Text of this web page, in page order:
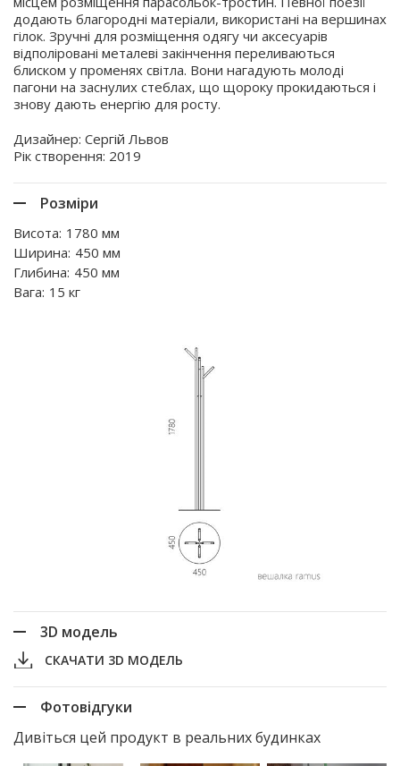
додають благородні матеріали, використані на вершинах
гілок. Зручні для розміщення одягу чи аксесуарів
відполіровані металеві закінчення переливаються
блиском у променях світла. Вони нагадують молоді
пагони на заснулих стеблах, що щороку прокидаються і
знову дають енергію для росту.
Дизайнер: Сергій Львов
Рік створення: 2019
Розміри
Висота: 1780 мм
Ширина: 450 мм
Глибина: 450 мм
Вага: 15 кг
3D модель
СКАЧАТИ 3D МОДЕЛЬ
Фотовідгуки
Дивіться цей продукт в реальних будинках